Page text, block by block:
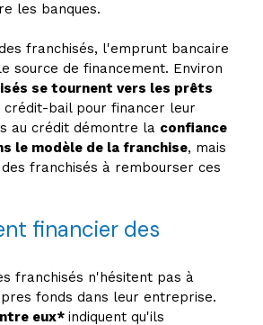
les banques.
franchisés, l'emprunt bancaire
source de financement. Environ
se tournent vers les prêts
crédit-bail pour financer leur
au crédit démontre la confiance
le modèle de la franchise, mais
franchisés à rembourser ces
financier des
franchisés n'hésitent pas à
fonds dans leur entreprise.
eux* indiquent qu'ils